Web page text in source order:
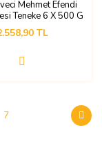
Mehmet Efendi
Teneke 6 X 500 G
TL
7